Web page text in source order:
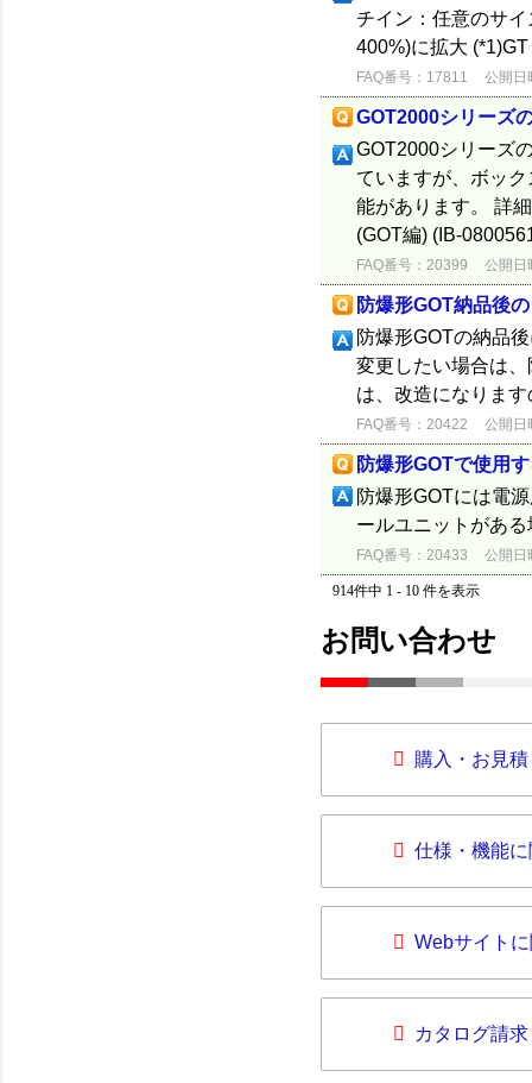
チイン：任意のサ
400%)に拡大
FAQ番号：17811 公開日
GOT2000シリーズ
GOT2000シリーズ
ていますが、ボッ
能があります。 詳
(GOT編) (IB-
FAQ番号：20399 公開日
防爆形GOT納品後
防爆形GOTの納品
変更したい場合は
は、改造になりま
FAQ番号：20422 公開日
防爆形GOTで使用
防爆形GOTには電
ールユニットがあ
FAQ番号：20433 公開日
914件中 1 - 10 件を表示
お問い合わせ
購入・お見
仕様・機能
Webサイト
カタログ請求